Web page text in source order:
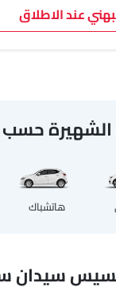
عند الاطلاق
الشهيرة
هاتشباك
سيدان